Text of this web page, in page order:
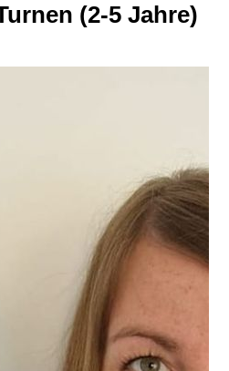
(2-5 Jahre)